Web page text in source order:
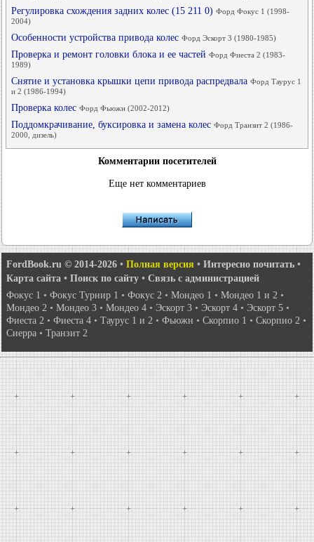
Регулировка схождения задних колес (15 211 0) Форд Фокус 1 (1998-
2004)
Особенности устройства привода колес Форд Эскорт 3 (1980-1985)
Проверка и ремонт головки блока и ее частей Форд Фиеста 2 (1983-
1989)
Снятие и установка крышки цепи привода распредвала Форд Таурус 1
и 2 (1986-1994)
Проверка колес Форд Фьюжн (2002-2012)
Поддомкрачивание, буксировка и замена колес Форд Транзит 2 (1986-
2000, дизель)
Комментарии посетителей
Еще нет комментариев
FordBook.ru © 2014-2026 • Полная версия • Интересно почитать •
Карта сайта • Поиск по сайту • Связь с администрацией
Фокус 1 • Фокус Турнир 1 • Фокус 2 • Мондео 1 • Мондео 1 и 2 •
Мондео 2 • Мондео 3 • Мондео 4 • Эскорт 3 • Эскорт 4 • Эскорт 5 •
Фиеста 2 • Фиеста 4 • Таурус 1 и 2 • Фьюжн • Скорпио 1 • Скорпио 2 •
Сиерра • Транзит 2